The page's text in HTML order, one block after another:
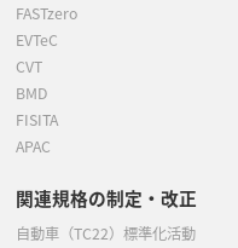
FASTzero
EVTeC
CVT
BMD
FISITA
APAC
関連規格の制定・改正
自動車（TC22）標準化活動